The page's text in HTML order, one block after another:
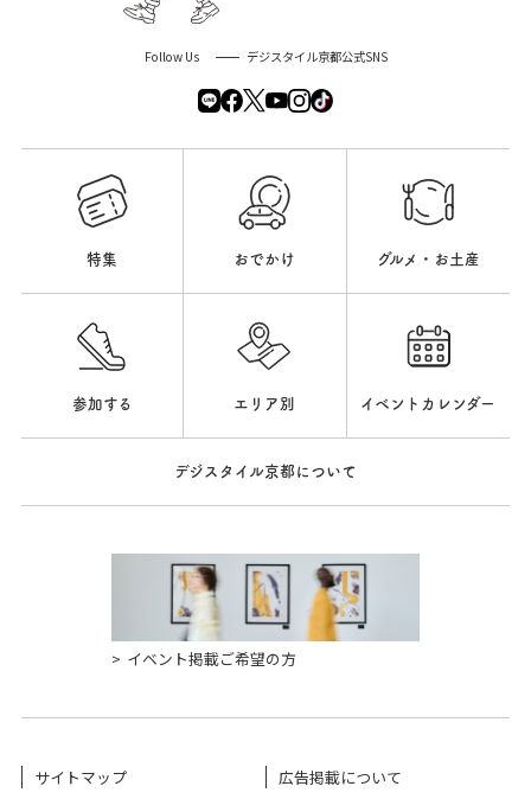
Follow Us デジスタイル京都公式SNS
特集 おでかけ グルメ・お土産
参加する エリア別 イベントカレンダー
デジスタイル京都について
イベント掲載ご希望の方
サイトマップ 広告掲載について